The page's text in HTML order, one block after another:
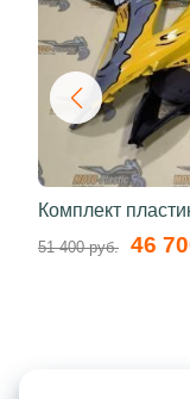
Комплект
51 400 руб. 46